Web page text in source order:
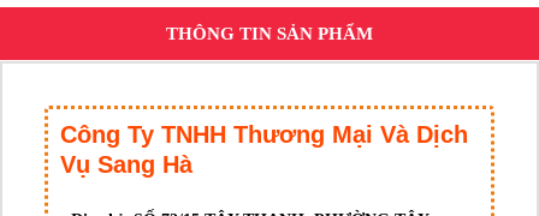
THÔNG TIN SẢN PHẨM
Công Ty TNHH Thương Mại Và Dịch
Vụ Sang Hà